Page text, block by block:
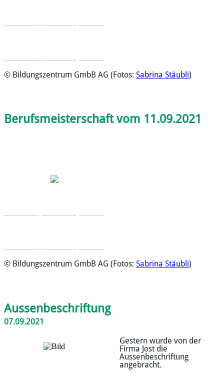
© Bildungszentrum GmbB AG (Fotos: Sabrina Stäubli)
Berufsmeisterschaft vom 11.09.2021
© Bildungszentrum GmbB AG (Fotos: Sabrina Stäubli)
Aussenbeschriftung
07.09.2021
Gestern wurde von der
Firma Jost die
Aussenbeschriftung
angebracht.